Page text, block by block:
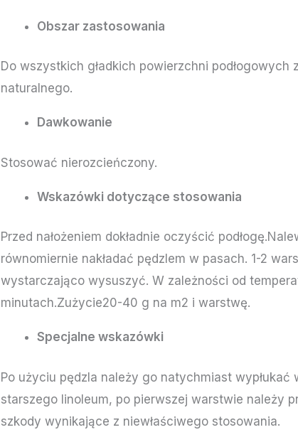
Obszar zastosowania
Do wszystkich gładkich powierzchni
naturalnego.
Dawkowanie
Stosować nierozcieńczony.
Wskazówki dotyczące stosowania
Przed nałożeniem dokładnie oczyścić
równomiernie nakładać pędzlem w pasach. 1-2
wystarczająco wysuszyć. W zależności od
minutach.Zużycie20-40 g na m2 i warstwę.
Specjalne wskazówki
Po użyciu pędzla należy go natychmiast
starszego linoleum, po pierwszej warstwie należy
szkody wynikające z niewłaściwego stosowania.